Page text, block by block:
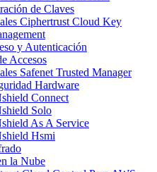
de Claves
Ciphertrust Cloud Key
y Autenticación
Accesos
Safenet Trusted Manager
Hardware
Connect
Solo
As A Service
Hsmi
la Nube